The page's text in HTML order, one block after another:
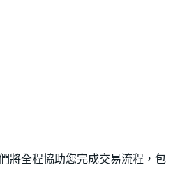
將全程協助您完成交易流程，包